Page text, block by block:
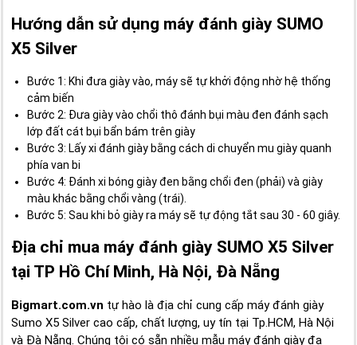
Hướng dẫn sử dụng máy đánh giày SUMO
X5 Silver
Bước 1: Khi đưa giày vào, máy sẽ tự khởi động nhờ hệ thống
cảm biến
Bước 2: Đưa giày vào chổi thô đánh bụi màu đen đánh sạch
lớp đất cát bụi bẩn bám trên giày
Bước 3: Lấy xi đánh giày bằng cách di chuyển mu giày quanh
phía van bi
Bước 4: Đánh xi bóng giày đen bằng chổi đen (phải) và giày
màu khác bằng chổi vàng (trái).
Bước 5: Sau khi bỏ giày ra máy sẽ tự động tắt sau 30 - 60 giây.
Địa chỉ mua máy đánh giày SUMO X5 Silver
tại TP Hồ Chí Minh, Hà Nội, Đà Nẵng
Bigmart.com.vn tự hào là địa chỉ cung cấp máy đánh giày
Sumo X5 Silver cao cấp, chất lượng, uy tín tại Tp.HCM, Hà Nội
và Đà Nẵng. Chúng tôi có sẵn nhiều mẫu máy đánh giày đa